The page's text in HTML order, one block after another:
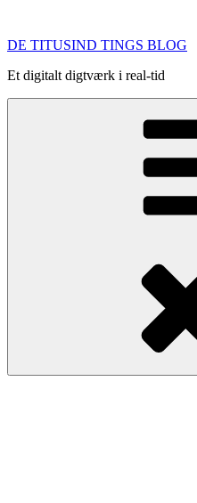
indhold
DE TITUSIND TINGS BLOG
Et digitalt digtværk i real-tid